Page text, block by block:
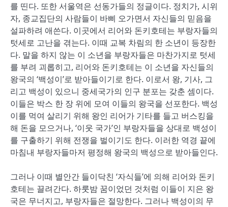
를 띤다. 또한 서울역은 선동가들의 정글이다. 정치가, 시위
자, 종교집단의 사람들이 바삐 오가면서 자신들의 믿음을
설파하려 애쓴다. 이곳에서 리어와 돈키호테는 부랑자들의
텃세로 고난을 겪는다. 이때 교복 차림의 한 소년이 등장한
다. 말을 하지 않는 이 소년을 부랑자들은 마찬가지로 텃세
를 부려 괴롭히고, 리어와 돈키호테는 이 소년을 자신들의
왕국의 ‘백성이’로 받아들이기로 한다. 이로서 왕, 기사, 그
리고 백성이 있으니 중세국가의 인구 분포는 갖춘 셈이다.
이들은 박스 한 장 위에 모여 이들의 왕국을 선포한다. 백성
이를 먹여 살리기 위해 왕인 리어가 기타를 들고 버스킹을
해 돈을 모으거나, ‘이웃 국가’인 부랑자들을 상대로 백성이
를 구출하기 위해 전쟁을 벌이기도 한다. 이러한 역경 끝에
마침내 부랑자들마저 평정해 왕국의 백성으로 받아들인다.
그러나 이때 별안간 들이닥친 ‘자식들’에 의해 리어와 돈키
호테는 끌려간다. 하룻밤 꿈이었던 것처럼 이들이 지은 왕
국은 무너지고, 부랑자들은 절망한다. 그러나 백성이의 무